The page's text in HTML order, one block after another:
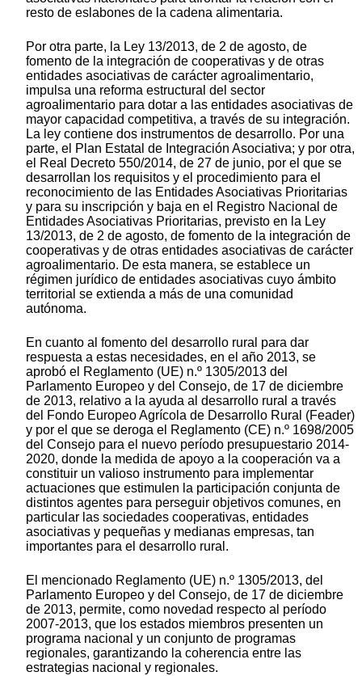
resto de eslabones de la cadena alimentaria.
Por otra parte, la Ley 13/2013, de 2 de agosto, de
fomento de la integración de cooperativas y de otras
entidades asociativas de carácter agroalimentario,
impulsa una reforma estructural del sector
agroalimentario para dotar a las entidades asociativas de
mayor capacidad competitiva, a través de su integración.
La ley contiene dos instrumentos de desarrollo. Por una
parte, el Plan Estatal de Integración Asociativa; y por otra,
el Real Decreto 550/2014, de 27 de junio, por el que se
desarrollan los requisitos y el procedimiento para el
reconocimiento de las Entidades Asociativas Prioritarias
y para su inscripción y baja en el Registro Nacional de
Entidades Asociativas Prioritarias, previsto en la Ley
13/2013, de 2 de agosto, de fomento de la integración de
cooperativas y de otras entidades asociativas de carácter
agroalimentario. De esta manera, se establece un
régimen jurídico de entidades asociativas cuyo ámbito
territorial se extienda a más de una comunidad
autónoma.
En cuanto al fomento del desarrollo rural para dar
respuesta a estas necesidades, en el año 2013, se
aprobó el Reglamento (UE) n.º 1305/2013 del
Parlamento Europeo y del Consejo, de 17 de diciembre
de 2013, relativo a la ayuda al desarrollo rural a través
del Fondo Europeo Agrícola de Desarrollo Rural (Feader)
y por el que se deroga el Reglamento (CE) n.º 1698/2005
del Consejo para el nuevo período presupuestario 2014-
2020, donde la medida de apoyo a la cooperación va a
constituir un valioso instrumento para implementar
actuaciones que estimulen la participación conjunta de
distintos agentes para perseguir objetivos comunes, en
particular las sociedades cooperativas, entidades
asociativas y pequeñas y medianas empresas, tan
importantes para el desarrollo rural.
El mencionado Reglamento (UE) n.º 1305/2013, del
Parlamento Europeo y del Consejo, de 17 de diciembre
de 2013, permite, como novedad respecto al período
2007-2013, que los estados miembros presenten un
programa nacional y un conjunto de programas
regionales, garantizando la coherencia entre las
estrategias nacional y regionales.